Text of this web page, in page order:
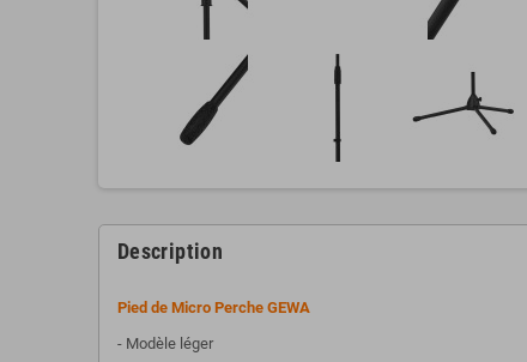
Description
Pied de Micro Perche GEWA
- Modèle léger